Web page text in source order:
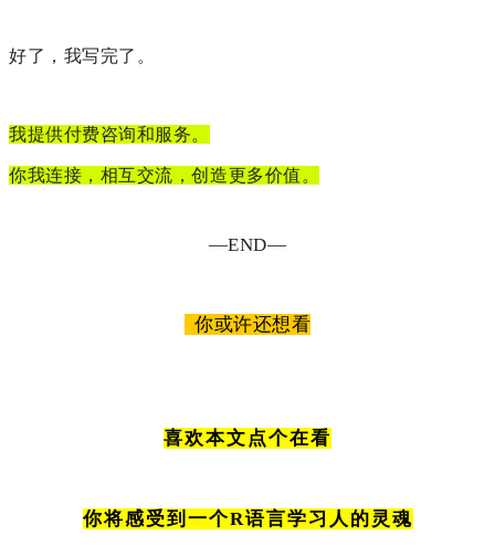
好了，我写完了。
我提供付费咨询和服务。
你我连接，相互交流，创造更多价值。
—END—
你或许还想看
喜欢本文点个在看
你将感受到一个R语言学习人的灵魂